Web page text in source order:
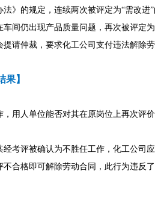
》的规定，连续两次被评定为“需改
车间仍出现产品质量问题，再次被评定
请仲裁，要求化工公司支付违法解除劳
果】
，用人单位能否对其在原岗位上再次评
经考评被确认为不胜任工作，化工公司
合格即可解除劳动合同，此行为违反